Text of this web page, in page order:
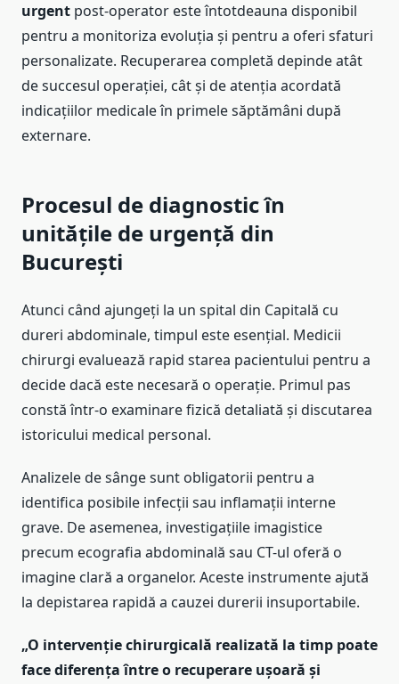
urgent post-operator este întotdeauna disponibil
pentru a monitoriza evoluția și pentru a oferi sfaturi
personalizate. Recuperarea completă depinde atât
de succesul operației, cât și de atenția acordată
indicațiilor medicale în primele săptămâni după
externare.
Procesul de diagnostic în
unitățile de urgență din
București
Atunci când ajungeți la un spital din Capitală cu
dureri abdominale, timpul este esențial. Medicii
chirurgi evaluează rapid starea pacientului pentru a
decide dacă este necesară o operație. Primul pas
constă într-o examinare fizică detaliată și discutarea
istoricului medical personal.
Analizele de sânge sunt obligatorii pentru a
identifica posibile infecții sau inflamații interne
grave. De asemenea, investigațiile imagistice
precum ecografia abdominală sau CT-ul oferă o
imagine clară a organelor. Aceste instrumente ajută
la depistarea rapidă a cauzei durerii insuportabile.
„O intervenție chirurgicală realizată la timp poate
face diferența între o recuperare ușoară și